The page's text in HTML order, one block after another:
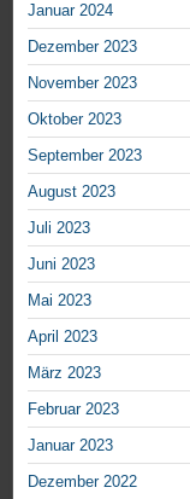
Januar 2024
Dezember 2023
November 2023
Oktober 2023
September 2023
August 2023
Juli 2023
Juni 2023
Mai 2023
April 2023
März 2023
Februar 2023
Januar 2023
Dezember 2022